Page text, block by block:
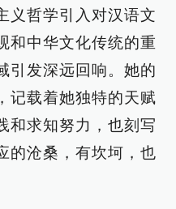
义哲学引入对汉语文
和中华文化传统的重
引发深远回响。她的
记载着她独特的天赋
和求知努力，也刻写
的沧桑，有坎坷，也